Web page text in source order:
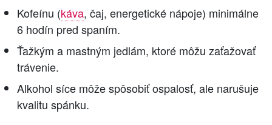
Kofeínu (káva, čaj, energetické nápoje) minimálne
6 hodín pred spaním.
Ťažkým a mastným jedlám, ktoré môžu zaťažovať
trávenie.
Alkohol síce môže spôsobiť ospalosť, ale narušuje
kvalitu spánku.